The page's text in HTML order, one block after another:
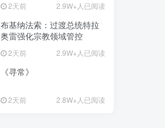
2天前 2.9W+人已阅读
布基纳法索：过渡总统特拉
奥雷强化宗教领域管控
2天前 2.9W+人已阅读
《寻常》
2天前 2.8W+人已阅读